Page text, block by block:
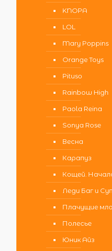
KNOPA
LOL
Mary Poppins
Orange Toys
Pituso
Rainbow High
Paola Reina
Sonya Rose
Весна
Карапуз
Кощей.
Леди Баг и
Плачущие
Полесье
Юник Айз